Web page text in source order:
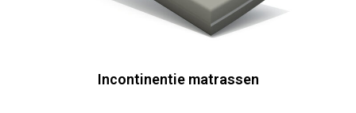
Incontinentie matrassen